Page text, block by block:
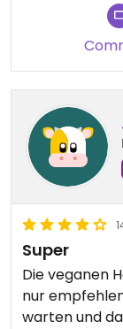
Super
Die veganen
nur
warten und